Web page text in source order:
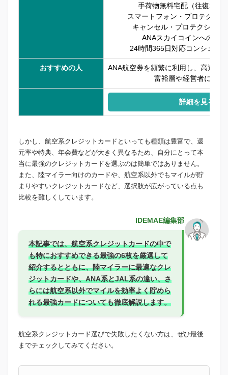
手荷物無料宅配（往復2個
スマートフォン・プロテクシ
キャンセル・プロテクション
ANAスカイコインへの交
24時間365日対応コンシェル
おすすめの人
ANA航空券を頻繁に利用し、高還元
富裕層や経営者におす
詳細を見る
しかし、航空系クレジットカードといっても種類は豊富で、還
元率や特典、年会費などが大きく異なるため、自分にとって本
当に最強のクレジットカードを選ぶのは簡単ではありません。
また、陸マイラー向けのカードや、航空系以外でもマイルが貯
まりやすいクレジットカードなど、選択肢が広がっている点も
比較を難しくしています。
IDEMAE編集部
本記事では、航空系クレジットカードの中で
も特におすすめできる最強の6枚を厳選して
紹介するとともに、陸マイラーに最適なクレ
ジットカードや、ANA系とJAL系の違い、さ
らには航空系以外でマイルを効率よく貯めら
れる最強カードについても徹底解説します。
航空系クレジットカード選びで失敗したくない方は、ぜひ最後
までチェックしてみてください。